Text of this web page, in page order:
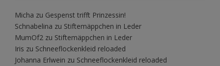
Micha zu Gespenst trifft Prinzessin!
Schnabelina zu Stiftemäppchen in Leder
MumOf2 zu Stiftemäppchen in Leder
Iris zu Schneeflockenkleid reloaded
Johanna Erlwein zu Schneeflockenkleid reloaded